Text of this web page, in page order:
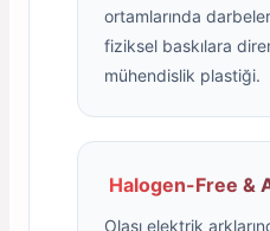
ortamlarında
fiziksel baskılara
mühendislik plastiği.
Halogen-Free &
Olası elektrik